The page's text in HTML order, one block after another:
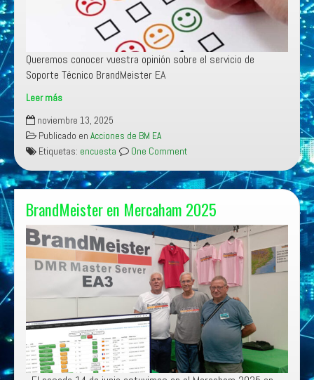
Queremos conocer vuestra opinión sobre el servicio de
Soporte Técnico BrandMeister EA
Encuesta
satisfacción
Asistencia
Técnica
BrandMeister
noviembre 13, 2025
Etiquetas:
BrandMeister en Mercaham 2025